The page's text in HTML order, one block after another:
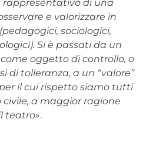
rappresentativo di una
e valorizzare in
sociologici,
Si è passati da un
come oggetto di controllo, o
di tolleranza, a un “valore”
il cui rispetto siamo tutti
a maggior ragione
teatro».